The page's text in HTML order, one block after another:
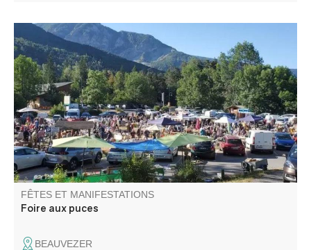
Foire aux puces, buvette et repas sur place organisé par
le comité des fêtes de Beauvezer.
FÊTES ET MANIFESTATIONS
Foire aux puces
BEAUVEZER